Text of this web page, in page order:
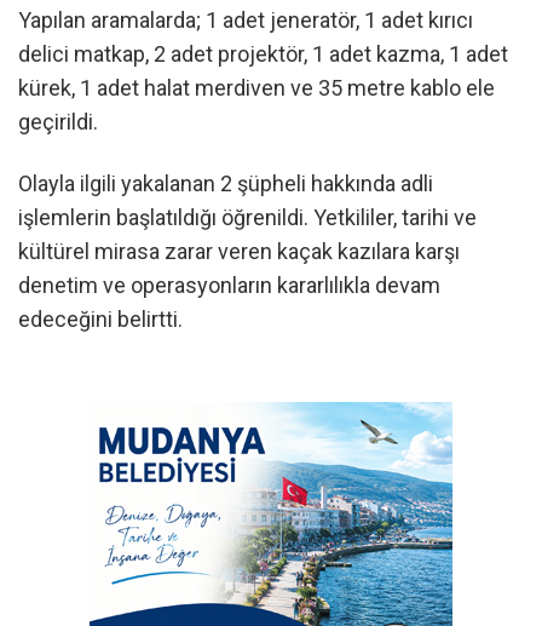
Yapılan aramalarda; 1 adet jeneratör, 1 adet kırıcı
delici matkap, 2 adet projektör, 1 adet kazma, 1 adet
kürek, 1 adet halat merdiven ve 35 metre kablo ele
geçirildi.
Olayla ilgili yakalanan 2 şüpheli hakkında adli
işlemlerin başlatıldığı öğrenildi. Yetkililer, tarihi ve
kültürel mirasa zarar veren kaçak kazılara karşı
denetim ve operasyonların kararlılıkla devam
edeceğini belirtti.